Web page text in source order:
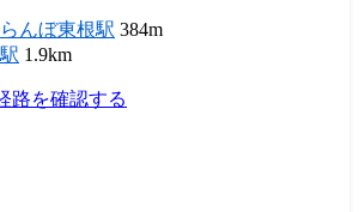
んぼ東根駅 384m
1.9km
路を確認する